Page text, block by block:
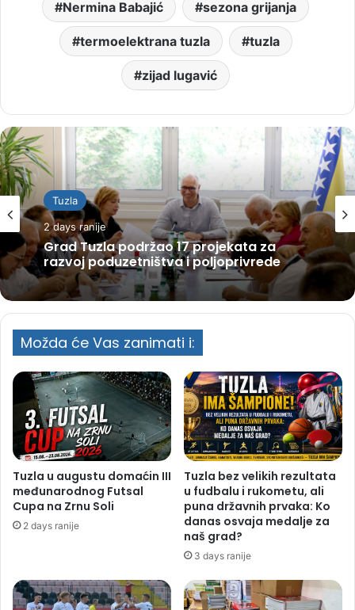
Nermina Babajić sezona grijanja
termoelektrana tuzla tuzla
zijad lugavić
Tuzla
2 days ranije
Grad Tuzla podržao 17 projekata za
razvoj poduzetništva i poljoprivrede
Možda će Vas zanimati i:
Tuzla u augustu domaćin III
međunarodnog Futsal
Cupa na Zrnu Soli
2 days ranije
Tuzla bez velikih rezultata
u fudbalu i rukometu, ali
puna državnih prvaka: Ko
danas osvaja medalje za
naš grad?
3 days ranije